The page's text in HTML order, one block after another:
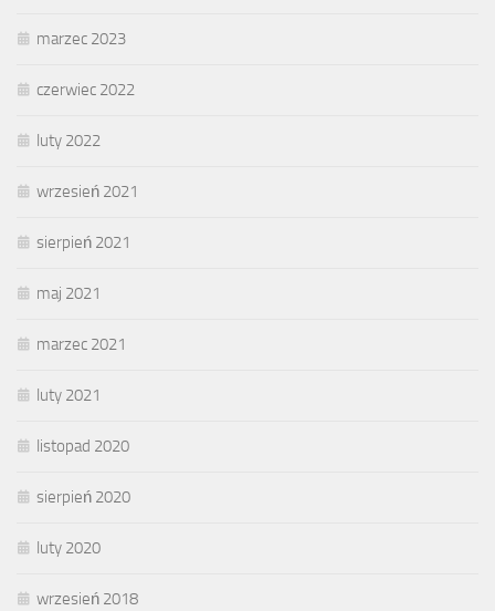
marzec 2023
czerwiec 2022
luty 2022
wrzesień 2021
sierpień 2021
maj 2021
marzec 2021
luty 2021
listopad 2020
sierpień 2020
luty 2020
wrzesień 2018